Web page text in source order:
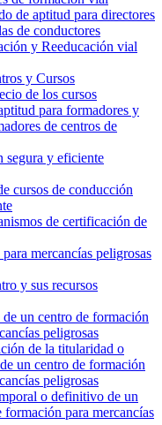
de aptitud para directores
de conductores
y Reeducación vial
y Cursos
de los cursos
para formadores y
de centros de
segura y eficiente
cursos de conducción
de certificación de
mercancías peligrosas
y sus recursos
un centro de formación
peligrosas
de la titularidad o
un centro de formación
peligrosas
o definitivo de un
formación para mercancías